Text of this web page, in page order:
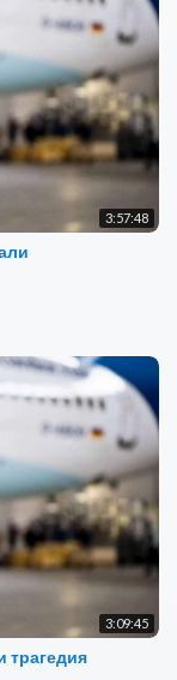
3:57:48
3:09:45
трагедия